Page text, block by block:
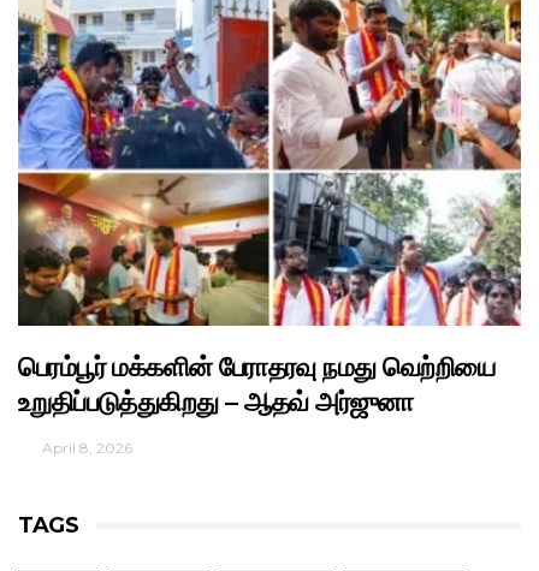
பெரம்பூர் மக்களின் பேராதரவு நமது வெற்றியை
உறுதிப்படுத்துகிறது – ஆதவ் அர்ஜுனா
April 8, 2026
TAGS